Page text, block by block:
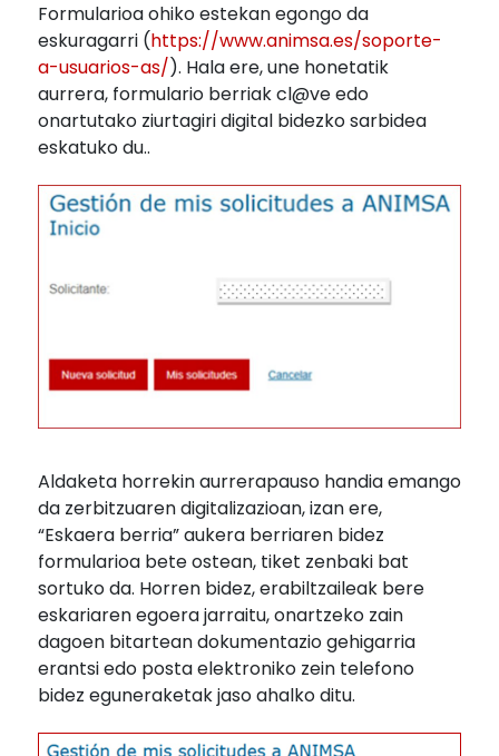
Formularioa ohiko estekan egongo da
eskuragarri (https://www.animsa.es/soporte-
a-usuarios-as/). Hala ere, une honetatik
aurrera, formulario berriak cl@ve edo
onartutako ziurtagiri digital bidezko sarbidea
eskatuko du..
Aldaketa horrekin aurrerapauso handia emango
da zerbitzuaren digitalizazioan, izan ere,
“Eskaera berria” aukera berriaren bidez
formularioa bete ostean, tiket zenbaki bat
sortuko da. Horren bidez, erabiltzaileak bere
eskariaren egoera jarraitu, onartzeko zain
dagoen bitartean dokumentazio gehigarria
erantsi edo posta elektroniko zein telefono
bidez eguneraketak jaso ahalko ditu.